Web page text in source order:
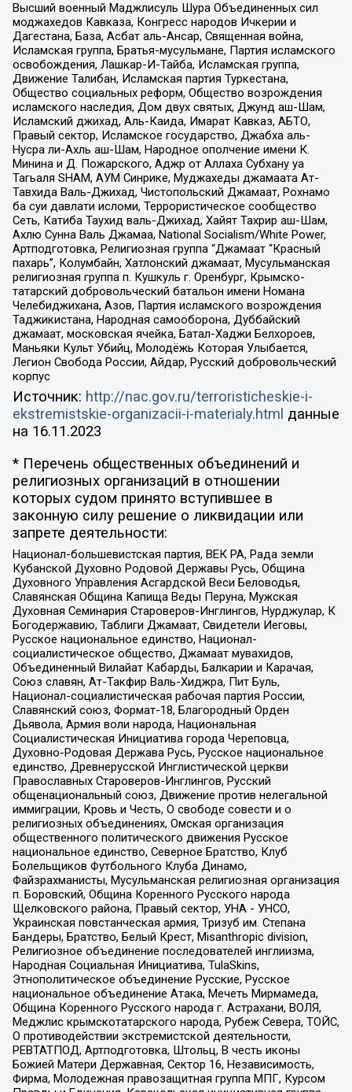
Высший военный Маджлисуль Шура Объединенных сил
моджахедов Кавказа, Конгресс народов Ичкерии и
Дагестана, База, Асбат аль-Ансар, Священная война,
Исламская группа, Братья-мусульмане, Партия исламского
освобождения, Лашкар-И-Тайба, Исламская группа,
Движение Талибан, Исламская партия Туркестана,
Общество социальных реформ, Общество возрождения
исламского наследия, Дом двух святых, Джунд аш-Шам,
Исламский джихад, Аль-Каида, Имарат Кавказ, АБТО,
Правый сектор, Исламское государство, Джабха аль-
Нусра ли-Ахль аш-Шам, Народное ополчение имени К.
Минина и Д. Пожарского, Аджр от Аллаха Субхану уа
Тагьаля SHAM, АУМ Синрике, Муджахеды джамаата Ат-
Тавхида Валь-Джихад, Чистопольский Джамаат, Рохнамо
ба суи давлати исломи, Террористическое сообщество
Сеть, Катиба Таухид валь-Джихад, Хайят Тахрир аш-Шам,
Ахлю Сунна Валь Джамаа, National Socialism/White Power,
Артподготовка, Религиозная группа “Джамаат “Красный
пахарь”, Колумбайн, Хатлонский джамаат, Мусульманская
религиозная группа п. Кушкуль г. Оренбург, Крымско-
татарский добровольческий батальон имени Номана
Челебиджихана, Азов, Партия исламского возрождения
Таджикистана, Народная самооборона, Дуббайский
джамаат, московская ячейка, Батал-Хаджи Белхороев,
Маньяки Культ Убийц, Молодёжь Которая Улыбается,
Легион Свобода России, Айдар, Русский добровольческий
корпус
Источник: http://nac.gov.ru/terroristicheskie-i-
ekstremistskie-organizacii-i-materialy.html данные
на 16.11.2023
* Перечень общественных объединений и
религиозных организаций в отношении
которых судом принято вступившее в
законную силу решение о ликвидации или
запрете деятельности:
Национал-большевистская партия, ВЕК РА, Рада земли
Кубанской Духовно Родовой Державы Русь, Община
Духовного Управления Асгардской Веси Беловодья,
Славянская Община Капища Веды Перуна, Мужская
Духовная Семинария Староверов-Инглингов, Нурджулар, К
Богодержавию, Таблиги Джамаат, Свидетели Иеговы,
Русское национальное единство, Национал-
социалистическое общество, Джамаат мувахидов,
Объединенный Вилайат Кабарды, Балкарии и Карачая,
Союз славян, Ат-Такфир Валь-Хиджра, Пит Буль,
Национал-социалистическая рабочая партия России,
Славянский союз, Формат-18, Благородный Орден
Дьявола, Армия воли народа, Национальная
Социалистическая Инициатива города Череповца,
Духовно-Родовая Держава Русь, Русское национальное
единство, Древнерусской Инглистической церкви
Православных Староверов-Инглингов, Русский
общенациональный союз, Движение против нелегальной
иммиграции, Кровь и Честь, О свободе совести и о
религиозных объединениях, Омская организация
общественного политического движения Русское
национальное единство, Северное Братство, Клуб
Болельщиков Футбольного Клуба Динамо,
Файзрахманисты, Мусульманская религиозная организация
п. Боровский, Община Коренного Русского народа
Щелковского района, Правый сектор, УНА - УНСО,
Украинская повстанческая армия, Тризуб им. Степана
Бандеры, Братство, Белый Крест, Misanthropic division,
Религиозное объединение последователей инглиизма,
Народная Социальная Инициатива, TulaSkins,
Этнополитическое объединение Русские, Русское
национальное объединение Атака, Мечеть Мирмамеда,
Община Коренного Русского народа г. Астрахани, ВОЛЯ,
Меджлис крымскотатарского народа, Рубеж Севера, ТОЙС,
О противодействии экстремистской деятельности,
РЕВТАТПОД, Артподготовка, Штольц, В честь иконы
Божией Матери Державная, Сектор 16, Независимость,
Фирма, Молодежная правозащитная группа МПГ, Курсом